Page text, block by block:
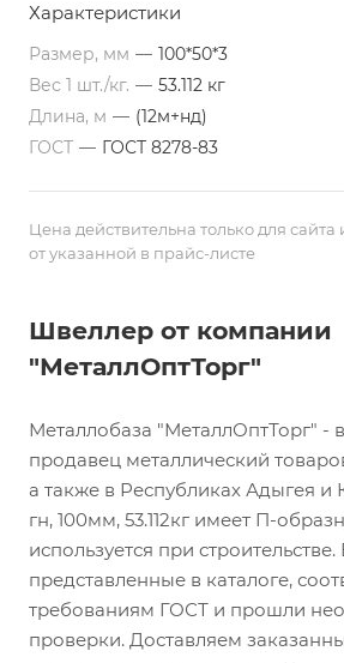
Характеристики
Размер, мм — 100*50*3
Вес 1 шт./кг. — 53.112 кг
Длина, м — (12м+нд)
ГОСТ — ГОСТ 8278-83
Цена действительна только для сайта
от указанной в прайс-листе
Швеллер от компании
"МеталлОптТорг"
Металлобаза "МеталлОптТорг" -
продавец металлический
а также в Республиках Адыгея
гн, 100мм, 53.112кг имеет П-
используется при
представленные в каталоге,
требованиям ГОСТ и прошли
проверки. Доставляем